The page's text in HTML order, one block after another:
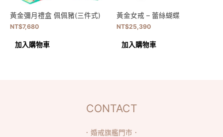
黃金彌月禮盒 佩佩豬(三件式)
NT$7,680
加入購物車
黃金女戒 – 蕾絲蝴蝶
NT$25,390
加入購物車
CONTACT
． 婚戒旗艦門市 ．